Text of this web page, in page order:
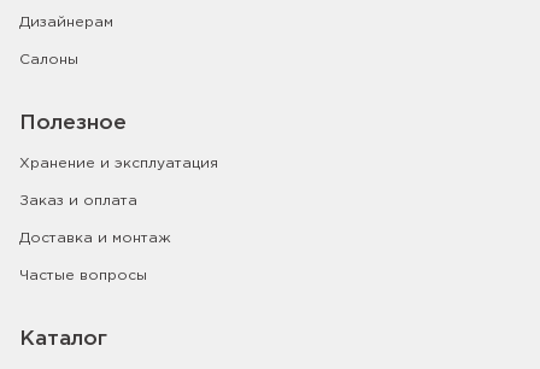
Дизайнерам
Салоны
Полезное
Хранение и эксплуатация
Заказ и оплата
Доставка и монтаж
Частые вопросы
Каталог